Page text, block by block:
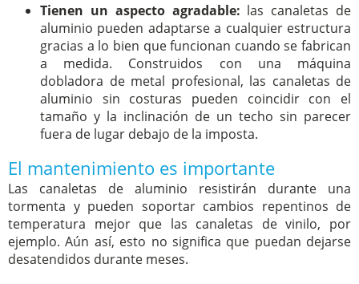
Tienen un aspecto agradable: las canaletas de
aluminio pueden adaptarse a cualquier estructura
gracias a lo bien que funcionan cuando se fabrican
a medida. Construidos con una máquina
dobladora de metal profesional, las canaletas de
aluminio sin costuras pueden coincidir con el
tamaño y la inclinación de un techo sin parecer
fuera de lugar debajo de la imposta.
El mantenimiento es importante
Las canaletas de aluminio resistirán durante una
tormenta y pueden soportar cambios repentinos de
temperatura mejor que las canaletas de vinilo, por
ejemplo. Aún así, esto no significa que puedan dejarse
desatendidos durante meses.